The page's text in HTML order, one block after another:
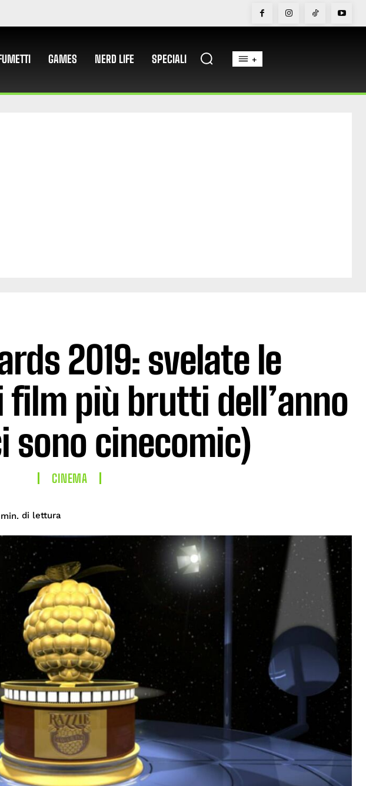
GAMES NERD LIFE SPECIALI +
2019: svelate le
più brutti dell’anno
sono cinecomic)
CINEMA
min. di lettura